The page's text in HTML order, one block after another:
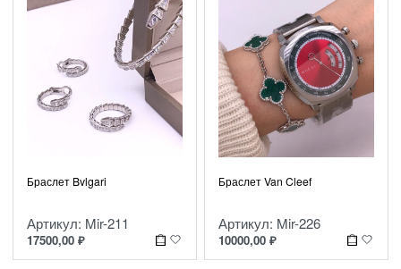
Браслет Bvlgari
Артикул: Mir-211
17500,00 ₽
Браслет Van Cleef
Артикул: Mir-226
10000,00 ₽